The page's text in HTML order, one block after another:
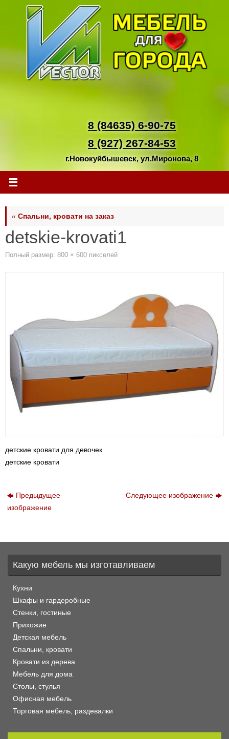
Перейти
8 (84635) 6-90-75
8 (927) 267-84-53
г.Новокуйбышевск, ул.Миронова, 8
« Спальни, кровати на заказ
detskie-krovati1
Полный размер: 800 × 600 пикселей
детские кровати для девочек
детские кровати
Предыдущее
изображение
Следующее изображение
Какую мебель мы изготавливаем
Кухни
Шкафы и гардеробные
Стенки, гостиные
Прихожие
Детская мебель
Спальни, кровати
Кровати из дерева
Мебель для дома
Столы, стулья
Офисная мебель
Торговая мебель, раздевалки